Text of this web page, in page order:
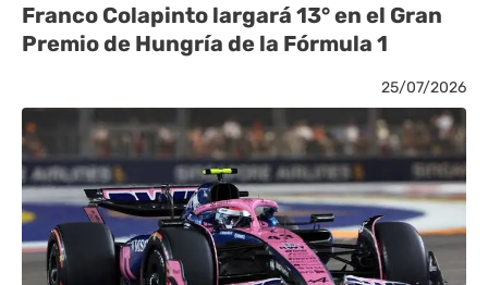
Franco Colapinto largará 13° en el Gran
Premio de Hungría de la Fórmula 1
25/07/2026